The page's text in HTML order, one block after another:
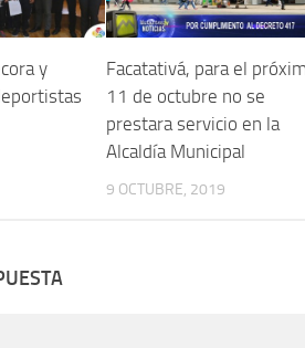
y
Facatativá, para el
11 de octubre no se
prestara servicio en la
Alcaldía Municipal
9 OCTUBRE, 2019